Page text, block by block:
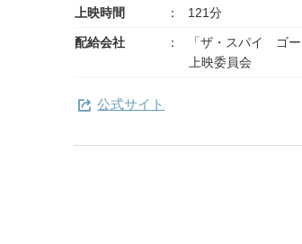
上映時間 121分
配給会社
「ザ・スパイ ゴー
上映委員会
公式サイト